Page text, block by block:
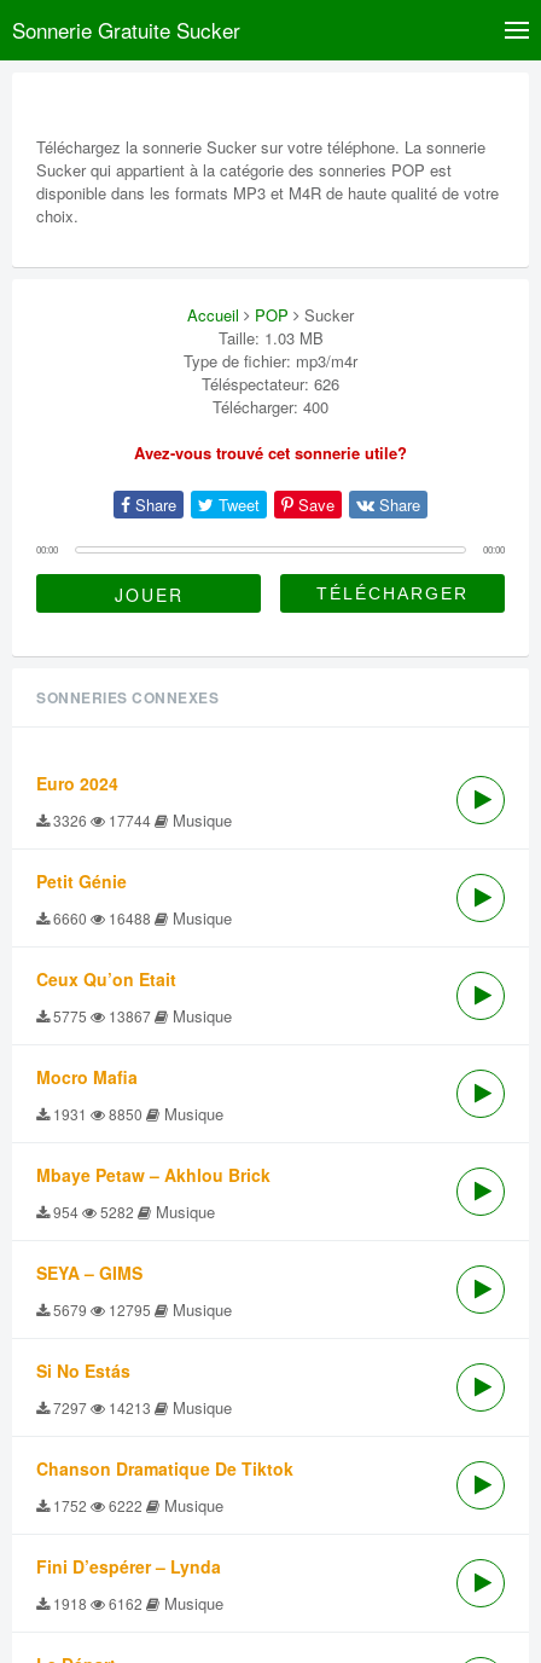
Sonnerie Gratuite Sucker
Téléchargez la sonnerie Sucker sur votre téléphone. La sonnerie
Sucker qui appartient à la catégorie des sonneries POP est
disponible dans les formats MP3 et M4R de haute qualité de votre
choix.
Accueil POP
Sucker
Taille: 1.03 MB
Type de fichier: mp3/m4r
Téléspectateur: 626
Télécharger: 400
Avez-vous trouvé cet sonnerie utile?
Share Tweet Save Share
00:00 00:00
JOUER
SONNERIES CONNEXES
Euro 2024
3326 17744 Musique
Petit Génie
6660 16488 Musique
Ceux Qu’on Etait
5775 13867 Musique
Mocro Mafia
1931 8850 Musique
Mbaye Petaw – Akhlou Brick
954 5282 Musique
SEYA – GIMS
5679 12795 Musique
Si No Estás
7297 14213 Musique
Chanson Dramatique De Tiktok
1752 6222 Musique
Fini D’espérer – Lynda
1918 6162 Musique